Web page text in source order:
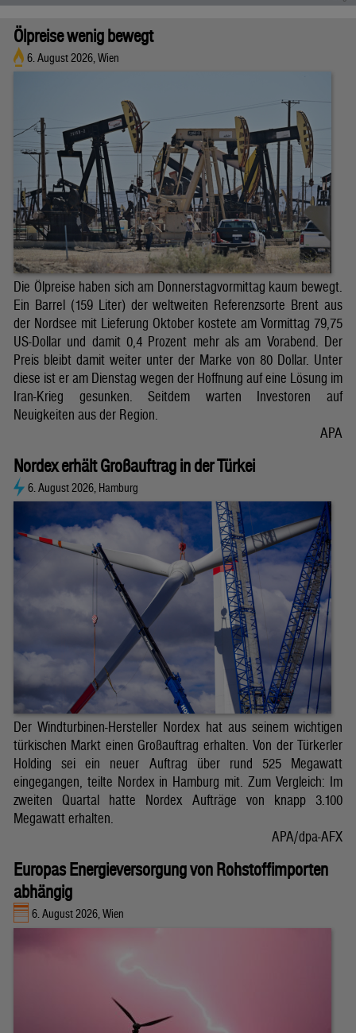
Ölpreise wenig bewegt
6. August 2026, Wien
Die Ölpreise haben sich am Donnerstagvormittag kaum bewegt.
Ein Barrel (159 Liter) der weltweiten Referenzsorte Brent aus
der Nordsee mit Lieferung Oktober kostete am Vormittag 79,75
US-Dollar und damit 0,4 Prozent mehr als am Vorabend. Der
Preis bleibt damit weiter unter der Marke von 80 Dollar. Unter
diese ist er am Dienstag wegen der Hoffnung auf eine Lösung im
Iran-Krieg gesunken. Seitdem warten Investoren auf
Neuigkeiten aus der Region.
APA
Nordex erhält Großauftrag in der Türkei
6. August 2026, Hamburg
Der Windturbinen-Hersteller Nordex hat aus seinem wichtigen
türkischen Markt einen Großauftrag erhalten. Von der Türkerler
Holding sei ein neuer Auftrag über rund 525 Megawatt
eingegangen, teilte Nordex in Hamburg mit. Zum Vergleich: Im
zweiten Quartal hatte Nordex Aufträge von knapp 3.100
Megawatt erhalten.
APA/dpa-AFX
Europas Energieversorgung von Rohstoffimporten
abhängig
6. August 2026, Wien